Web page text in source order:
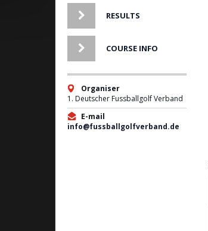
RESULTS
COURSE INFO
Organiser
1. Deutscher Fussballgolf Verband
E-mail
info@fussballgolfverband.de